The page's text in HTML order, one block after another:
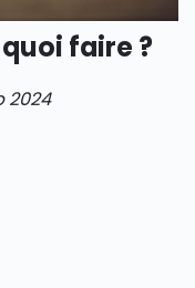
faire ?
2024